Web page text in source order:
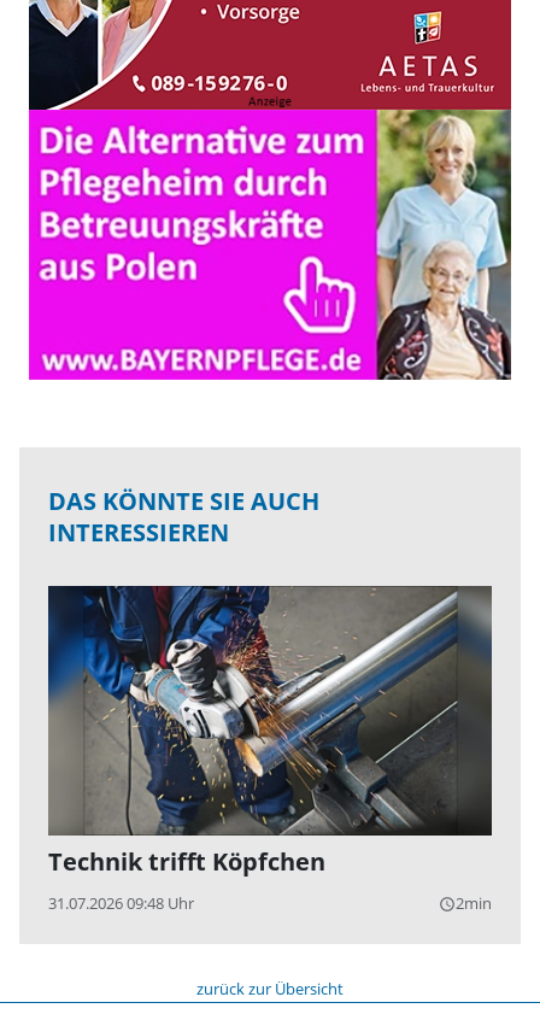
DAS KÖNNTE SIE AUCH
INTERESSIEREN
Technik trifft Köpfchen
31.07.2026 09:48 Uhr query_builder2min
zurück zur Übersicht